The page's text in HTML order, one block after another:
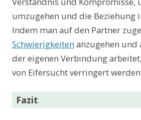
umzugehen und die Beziehung
Indem man auf den Partner
Schwierigkeitenanzugehen und
der eigenen Verbindung
von Eifersucht verringert
Fazit